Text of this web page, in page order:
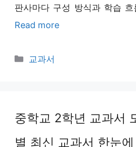
판사마다 구성 방식과 학습
Read more
Categories
교과서
중학교 2학년 교과서
별 최신 교과서 한눈